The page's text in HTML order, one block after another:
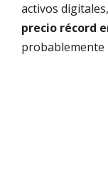
activos digitales,
precio récord
probablemente